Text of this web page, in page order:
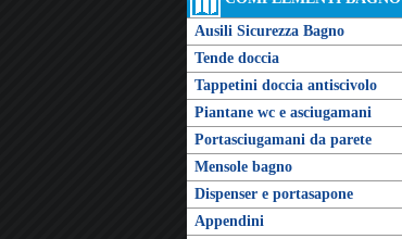
Ausili Sicurezza Bagno
Tende doccia
Tappetini doccia antiscivolo
Piantane wc e asciugamani
Portasciugamani da parete
Mensole bagno
Dispenser e portasapone
Appendini